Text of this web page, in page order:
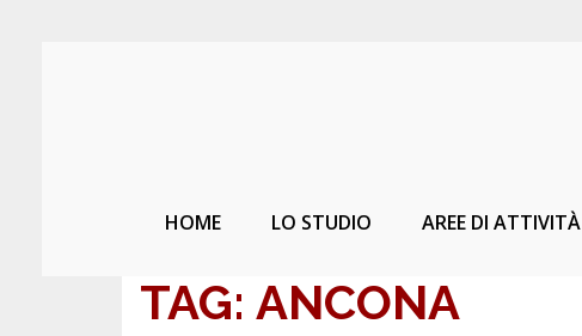
HOME LO STUDIO AREE DI ATTIVITÀ
TAG: ANCONA